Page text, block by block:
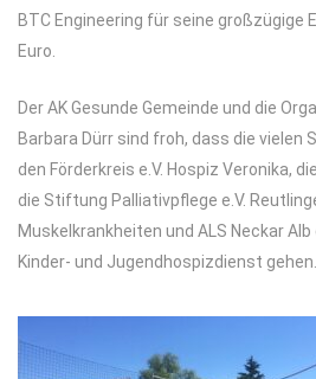
BTC Engineering für seine großzügige
Euro.
Der AK Gesunde Gemeinde und die
Barbara Dürr sind froh, dass die vielen
den Förderkreis e.V. Hospiz Veronika,
die Stiftung Palliativpflege e.V.
Muskelkrankheiten und ALS Neckar
Kinder- und Jugendhospizdienst gehen.